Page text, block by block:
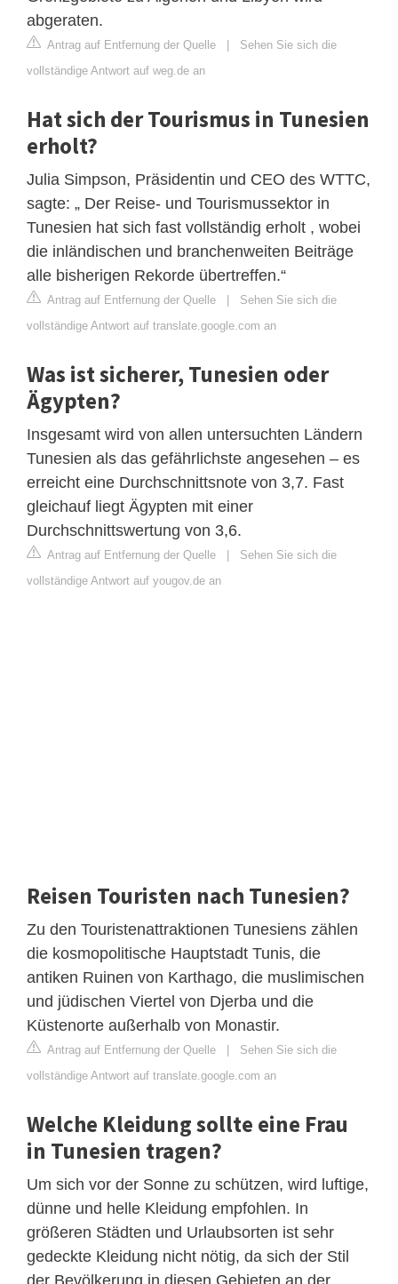
abgeraten.
Antrag auf Entfernung der Quelle | Sehen Sie sich die
vollständige Antwort auf weg.de an
Hat sich der Tourismus in Tunesien
erholt?
Julia Simpson, Präsidentin und CEO des WTTC,
sagte: „ Der Reise- und Tourismussektor in
Tunesien hat sich fast vollständig erholt , wobei
die inländischen und branchenweiten Beiträge
alle bisherigen Rekorde übertreffen.“
Antrag auf Entfernung der Quelle | Sehen Sie sich die
vollständige Antwort auf translate.google.com an
Was ist sicherer, Tunesien oder
Ägypten?
Insgesamt wird von allen untersuchten Ländern
Tunesien als das gefährlichste angesehen – es
erreicht eine Durchschnittsnote von 3,7. Fast
gleichauf liegt Ägypten mit einer
Durchschnittswertung von 3,6.
Antrag auf Entfernung der Quelle | Sehen Sie sich die
vollständige Antwort auf yougov.de an
Reisen Touristen nach Tunesien?
Zu den Touristenattraktionen Tunesiens zählen
die kosmopolitische Hauptstadt Tunis, die
antiken Ruinen von Karthago, die muslimischen
und jüdischen Viertel von Djerba und die
Küstenorte außerhalb von Monastir.
Antrag auf Entfernung der Quelle | Sehen Sie sich die
vollständige Antwort auf translate.google.com an
Welche Kleidung sollte eine Frau
in Tunesien tragen?
Um sich vor der Sonne zu schützen, wird luftige,
dünne und helle Kleidung empfohlen. In
größeren Städten und Urlaubsorten ist sehr
gedeckte Kleidung nicht nötig, da sich der Stil
der Bevölkerung in diesen Gebieten an der